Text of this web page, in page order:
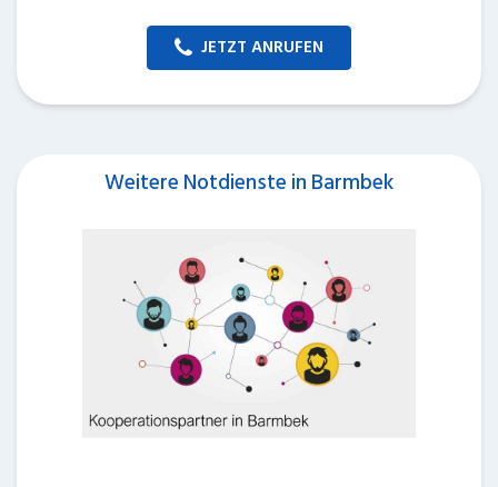
JETZT ANRUFEN
Weitere Notdienste in Barmbek